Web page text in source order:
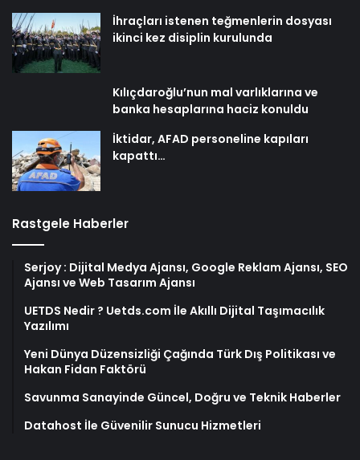
İhraçları istenen teğmenlerin dosyası
ikinci kez disiplin kurulunda
Kılıçdaroğlu’nun mal varlıklarına ve
banka hesaplarına haciz konuldu
İktidar, AFAD personeline kapıları
kapattı…
Rastgele Haberler
Serjoy : Dijital Medya Ajansı, Google Reklam Ajansı, SEO
Ajansı ve Web Tasarım Ajansı
UETDS Nedir ? Uetds.com İle Akıllı Dijital Taşımacılık
Yazılımı
Yeni Dünya Düzensizliği Çağında Türk Dış Politikası ve
Hakan Fidan Faktörü
Savunma Sanayinde Güncel, Doğru ve Teknik Haberler
Datahost İle Güvenilir Sunucu Hizmetleri